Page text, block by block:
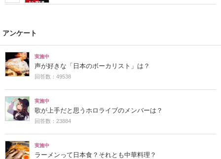
アンケート
実施中
声が好きな「日本のボーカリスト」は？
回答数：49538
実施中
歌が上手だと思うホロライブのメンバーは？
回答数：23884
実施中
ラーメンって日本食？それとも中華料理？